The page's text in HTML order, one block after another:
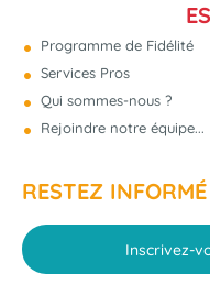
Programme de Fidélité
Services Pros
Qui sommes-nous ?
Rejoindre notre équipe...
RESTEZ
Inscrivez-